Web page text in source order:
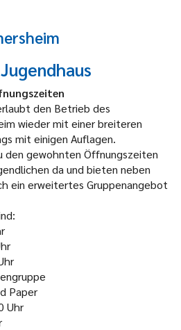
den Betrieb des
wieder mit einer breiteren
mit einigen Auflagen.
den gewohnten Öffnungszeiten
da und bieten neben
ein erweitertes Gruppenangebot
Paper
Uhr